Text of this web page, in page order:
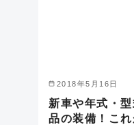
2018年5月16日
新車や年式・
品の装備！こ